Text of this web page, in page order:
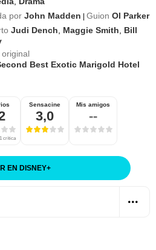
por John Madden | Guion Ol Parker
Judi Dench Maggie Smith
Bill
Best Exotic Marigold Hotel
crítica
Sensacine
3,0
Mis amigos
--
EN DISNEY+